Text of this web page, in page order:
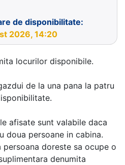
de disponibilitate:
2026, 14:20
locurilor disponibile.
de la una pana la patru
afisate sunt valabile daca
doua persoane in cabina.
doreste sa ocupe o
denumita